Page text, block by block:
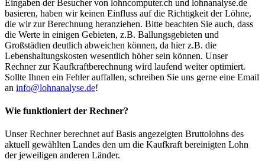
Eingaben der Besucher von lohncomputer.ch und lohnanalyse.de
basieren, haben wir keinen Einfluss auf die Richtigkeit der Löhne,
die wir zur Berechnung heranziehen. Bitte beachten Sie auch, dass
die Werte in einigen Gebieten, z.B. Ballungsgebieten und
Großstädten deutlich abweichen können, da hier z.B. die
Lebenshaltungskosten wesentlich höher sein können. Unser
Rechner zur Kaufkraftberechnung wird laufend weiter optimiert.
Sollte Ihnen ein Fehler auffallen, schreiben Sie uns gerne eine Email
an info@lohnanalyse.de!
Wie funktioniert der Rechner?
Unser Rechner berechnet auf Basis angezeigten Bruttolohns des
aktuell gewählten Landes den um die Kaufkraft bereinigten Lohn
der jeweiligen anderen Länder.